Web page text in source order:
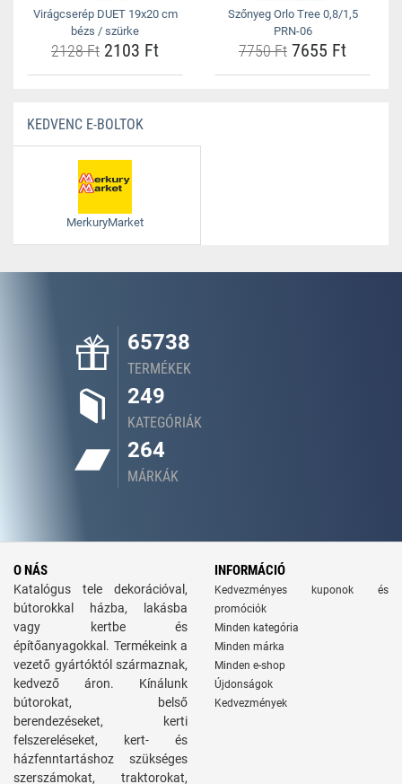
Virágcserép DUET 19x20 cm
bézs / szürke
2128 Ft 2103 Ft
Szőnyeg Orlo Tree 0,8/1,5
PRN-06
7750 Ft 7655 Ft
KEDVENC E-BOLTOK
MerkuryMarket
65738
TERMÉKEK
249
KATEGÓRIÁK
264
MÁRKÁK
O NÁS
Katalógus tele dekorációval,
bútorokkal házba, lakásba
vagy kertbe és
építőanyagokkal. Termékeink a
vezető gyártóktól származnak,
kedvező áron. Kínálunk
bútorokat, belső
berendezéseket, kerti
felszereléseket, kert- és
házfenntartáshoz szükséges
szerszámokat, traktorokat,
INFORMÁCIÓ
Kedvezményes kuponok és
promóciók
Minden kategória
Minden márka
Minden e-shop
Újdonságok
Kedvezmények